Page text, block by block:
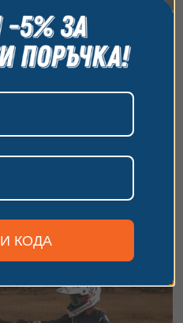
30 минути истинско каране!
всички или да
За повече информация
обработваме вашите
страница за
КОДА